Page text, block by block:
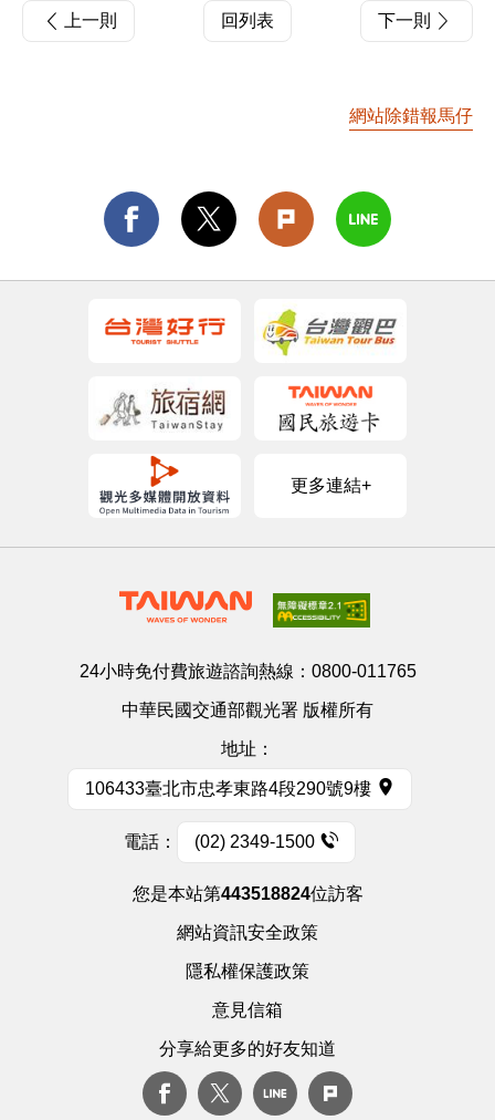
上一則 回列表 下一則
網站除錯報馬仔
更多連結+
24小時免付費旅遊諮詢熱線： 0800-011765
中華民國交通部觀光署 版權所有
地址：
106433臺北市忠孝東路4段290號9樓
電話： (02) 2349-1500
您是本站第443518824位訪客
網站資訊安全政策
隱私權保護政策
意見信箱
分享給更多的好友知道